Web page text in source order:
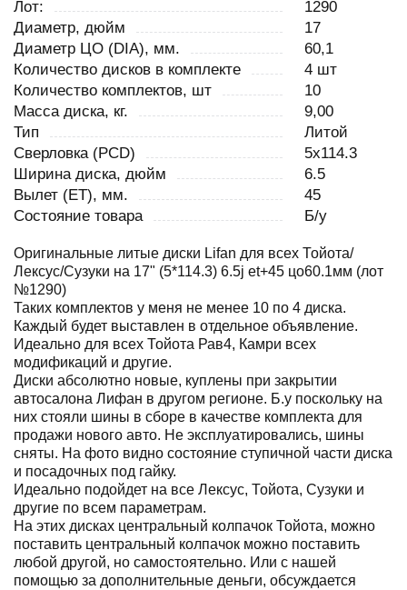
Лот:
1290
Диаметр, дюйм
17
Диаметр ЦО (DIA), мм.
60,1
Количество дисков в комплекте
4 шт
Количество комплектов, шт
10
Масса диска, кг.
9,00
Тип
Литой
Сверловка (PCD)
5x114.3
Ширина диска, дюйм
6.5
Вылет (ET), мм.
45
Состояние товара
Б/у
Оригинальные литые диски Lifan для всех Тойота/
Лексус/Сузуки на 17" (5*114.3) 6.5j et+45 цо60.1мм (лот
№1290)
Таких комплектов у меня не менее 10 по 4 диска.
Каждый будет выставлен в отдельное объявление.
Идеально для всех Тойота Рав4, Камри всех
модификаций и другие.
Диски абсолютно новые, куплены при закрытии
автосалона Лифан в другом регионе. Б.у поскольку на
них стояли шины в сборе в качестве комплекта для
продажи нового авто. Не эксплуатировались, шины
сняты. На фото видно состояние ступичной части диска
и посадочных под гайку.
Идеально подойдет на все Лексус, Тойота, Сузуки и
другие по всем параметрам.
На этих дисках центральный колпачок Тойота, можно
поставить центральный колпачок можно поставить
любой другой, но самостоятельно. Или с нашей
помощью за дополнительные деньги, обсуждается